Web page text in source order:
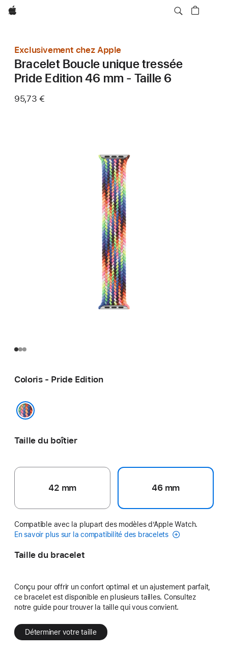
Apple
Exclusivement chez Apple
Bracelet Boucle unique tressée
Pride Edition 46 mm - Taille 6
95,73 €
Coloris - Pride Edition
Taille du boîtier
42 mm 46 mm
Compatible avec la plupart des modèles d’Apple Watch.
En savoir plus sur la compatibilité des bracelets
Taille du bracelet
Conçu pour offrir un confort optimal et un ajustement parfait,
ce bracelet est disponible en plusieurs tailles. Consultez
notre guide pour trouver la taille qui vous convient.
Déterminer votre taille